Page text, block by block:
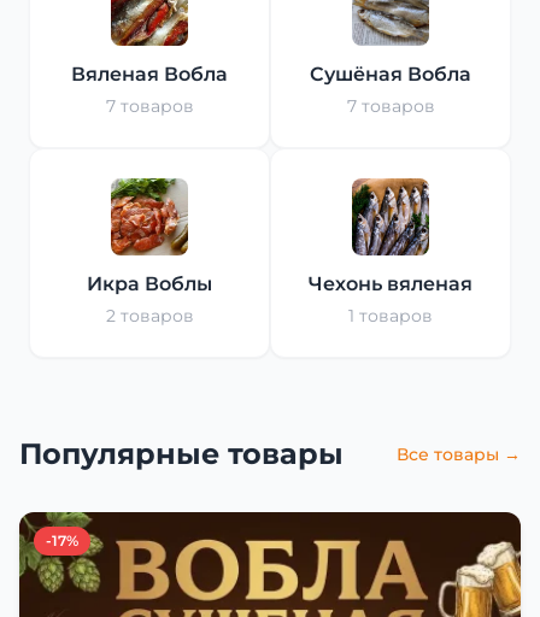
Вяленая Вобла
7 товаров
Сушёная Вобла
7 товаров
Икра Воблы
2 товаров
Чехонь вяленая
1 товаров
Популярные товары Все товары →
-17%